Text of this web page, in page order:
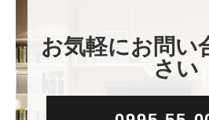
お気軽にお問い
さい